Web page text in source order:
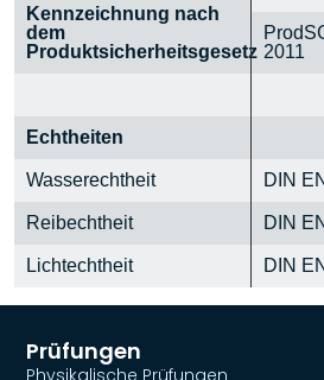
Kennzeichnung nach
dem
Produktsicherheitsgesetz
Echtheiten
Wasserechtheit
Reibechtheit
Lichtechtheit
2011
DIN
DIN
DIN
Prüfungen
Physikalische Prüfungen